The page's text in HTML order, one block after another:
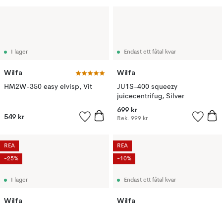
I lager
Wilfa
HM2W-350 easy elvisp, Vit
549 kr
Endast ett fåtal kvar
Wilfa
JU1S-400 squeezy
juicecentrifug, Silver
699 kr
Rek. 999 kr
I lager
Wilfa
REA
-25%
Endast ett fåtal kvar
Wilfa
REA
-10%